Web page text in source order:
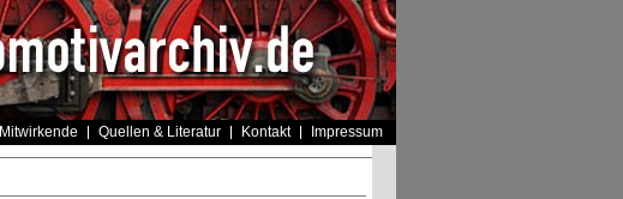
Mitwirkende Quellen & Literatur Kontakt Impressum